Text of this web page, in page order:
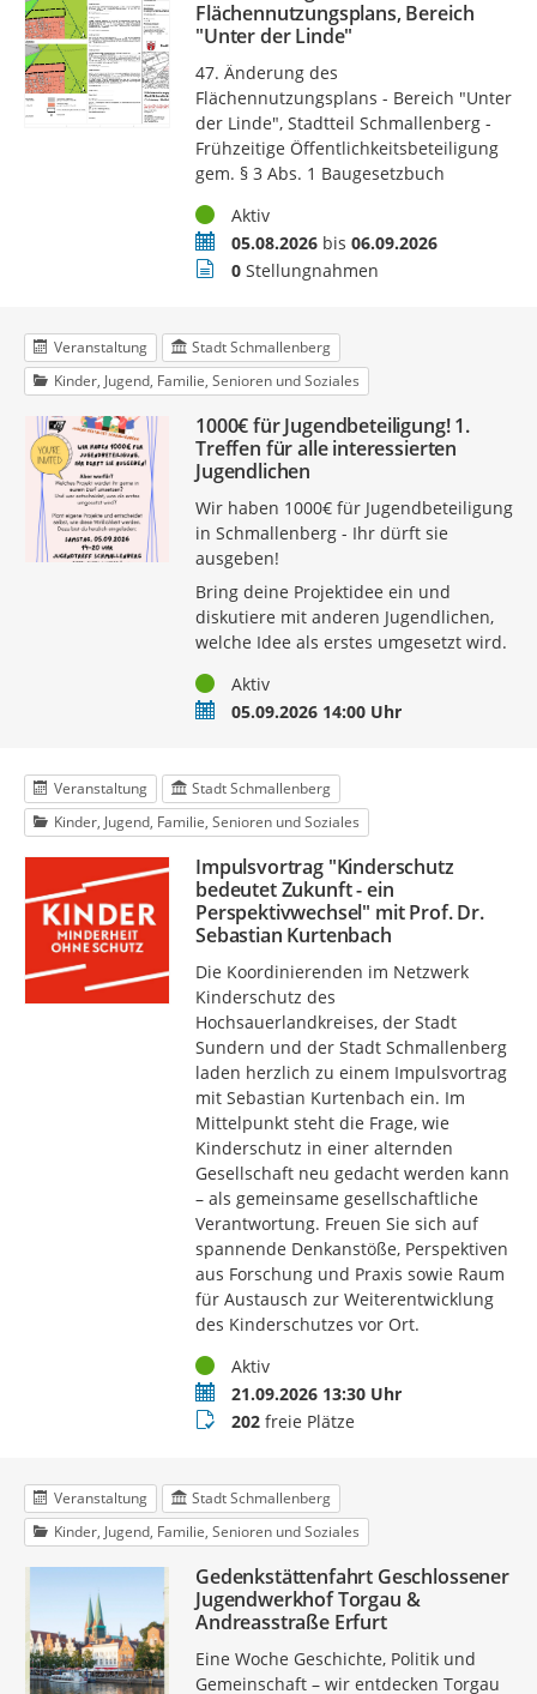
Flächennutzungsplans, Bereich
"Unter der Linde"
47. Änderung des
Flächennutzungsplans - Bereich "Unter
der Linde", Stadtteil Schmallenberg -
Frühzeitige Öffentlichkeitsbeteiligung
gem. § 3 Abs. 1 Baugesetzbuch
StatusAktiv
Zeitraum05.08.2026bis 06.09.2026
Stellungnahmen
0Stellungnahmen
Veranstaltung
Stadt Schmallenberg
Kinder, Jugend, Familie, Senioren und Soziales
1000€ für Jugendbeteiligung! 1.
Treffen für alle interessierten
Jugendlichen
Wir haben 1000€ für Jugendbeteiligung
in Schmallenberg - Ihr dürft sie
ausgeben!
Bring deine Projektidee ein und
diskutiere mit anderen Jugendlichen,
welche Idee als erstes umgesetzt wird.
StatusAktiv
Termin05.09.2026 14:00 Uhr
Veranstaltung
Stadt Schmallenberg
Kinder, Jugend, Familie, Senioren und Soziales
Impulsvortrag "Kinderschutz
bedeutet Zukunft - ein
Perspektivwechsel" mit Prof. Dr.
Sebastian Kurtenbach
Die Koordinierenden im Netzwerk
Kinderschutz des
Hochsauerlandkreises, der Stadt
Sundern und der Stadt Schmallenberg
laden herzlich zu einem Impulsvortrag
mit Sebastian Kurtenbach ein. Im
Mittelpunkt steht die Frage, wie
Kinderschutz in einer alternden
Gesellschaft neu gedacht werden kann
– als gemeinsame gesellschaftliche
Verantwortung. Freuen Sie sich auf
spannende Denkanstöße, Perspektiven
aus Forschung und Praxis sowie Raum
für Austausch zur Weiterentwicklung
des Kinderschutzes vor Ort.
StatusAktiv
Termin21.09.2026 13:30 Uhr
Buchungsstatus
202freie Plätze
Veranstaltung
Stadt Schmallenberg
Kinder, Jugend, Familie, Senioren und Soziales
Gedenkstättenfahrt Geschlossener
Jugendwerkhof Torgau &
Andreasstraße Erfurt
Eine Woche Geschichte, Politik und
Gemeinschaft – wir entdecken Torgau